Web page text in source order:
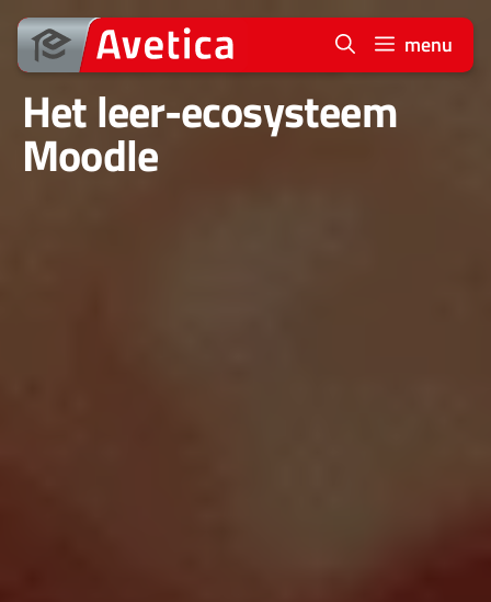
Ga
naar
de
inhoud
menu
Het leer-ecosysteem
Moodle